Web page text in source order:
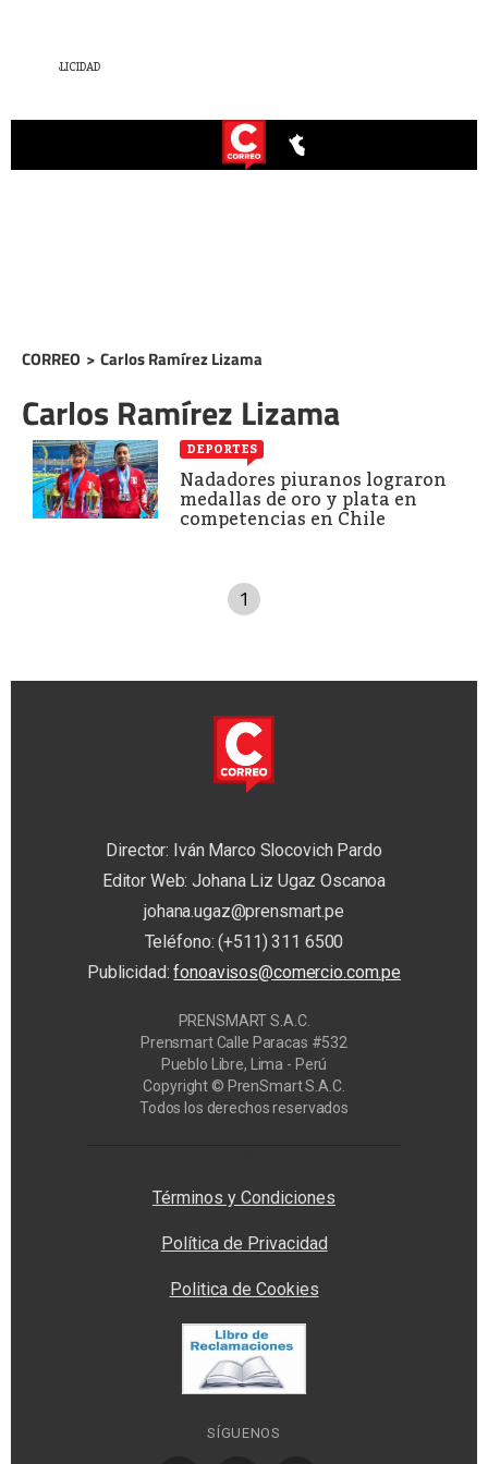
CORREO > Carlos Ramírez Lizama
Carlos Ramírez Lizama
DEPORTES
Nadadores piuranos lograron
medallas de oro y plata en
competencias en Chile
1
Director: Iván Marco Slocovich Pardo
Editor Web: Johana Liz Ugaz Oscanoa
johana.ugaz@prensmart.pe
Teléfono: (+511) 311 6500
Publicidad:fonoavisos@comercio.com.pe
PRENSMART S.A.C.
Prensmart Calle Paracas #532
Pueblo Libre, Lima - Perú
Copyright © PrenSmart S.A.C.
Todos los derechos reservados
Términos y Condiciones
Política de Privacidad
Politica de Cookies
SÍGUENOS